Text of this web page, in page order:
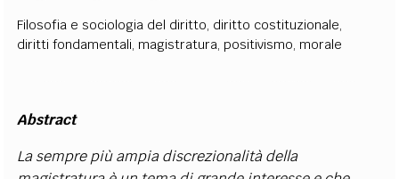
Filosofia e sociologia del diritto, diritto costituzionale,
diritti fondamentali, magistratura, positivismo, morale
Abstract
La sempre più ampia discrezionalità della